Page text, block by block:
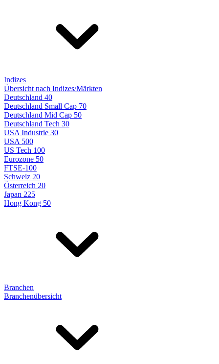
Indizes
Übersicht nach Indizes/Märkten
Deutschland 40
Deutschland Small Cap 70
Deutschland Mid Cap 50
Deutschland Tech 30
USA Industrie 30
USA 500
US Tech 100
Eurozone 50
FTSE-100
Schweiz 20
Österreich 20
Japan 225
Hong Kong 50
Branchen
Branchenübersicht